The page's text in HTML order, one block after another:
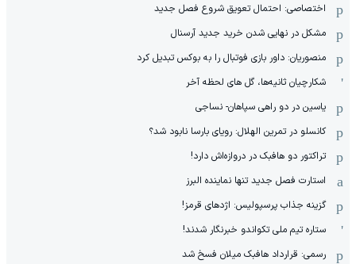
اختصاصی: احتمال تعویق شروع فصل جدید
مشکل در نهایی شدن خرید جدید آرسنال
منصوریان: داور بازی فوتبال را به بوکس تبدیل کرد
شکارچیان ثانیه‌ها، گل های لحظه آخر
یاسین در دو راهی سپاهان- نساجی
کانسلو در تمرین الهلال: رویای بارسا نابود شد؟
تراکتور دو هافبک در دروازه‌اش دارد!
استارت فصل جدید تنها نماینده البرز
گزینه جذاب پرسپولیس: اژدهای قرمز!
ستاره تیم ملی تکواندو خبرنگار شدند!
رسمی: قرارداد هافبک میلان فسخ شد